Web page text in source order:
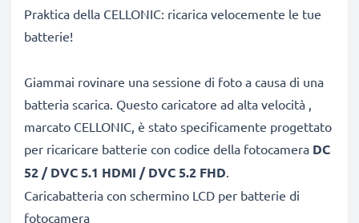
Praktica della CELLONIC: ricarica velocemente le tue
batterie!
Giammai rovinare una sessione di foto a causa di una
batteria scarica. Questo caricatore ad alta velocità ,
marcato CELLONIC, è stato specificamente progettato
per ricaricare batterie con codice della fotocamera DC
52 / DVC 5.1 HDMI / DVC 5.2 FHD.
Caricabatteria con schermino LCD per batterie di
fotocamera